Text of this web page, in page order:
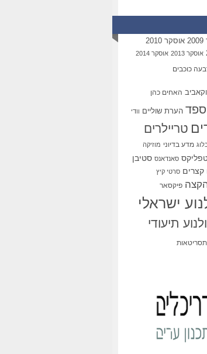
אוסקר 2010
אוסקר 2013 אוסקר 2014
כוכבים
האחים כהן
הערת שוליים וודי
טריילרים
מדע בדיוני מוזיקה
סאנדאנס סטיבן
קצרים סרטי קיץ
פיקסאר
ישראלי
תיעודי
תסריטאות